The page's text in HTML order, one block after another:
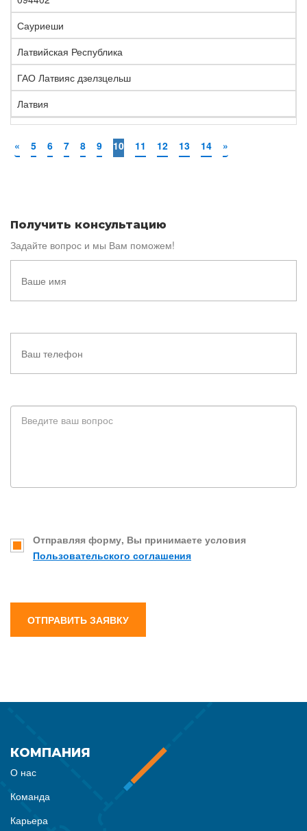
Сауриеши
Латвийская Республика
ГАО Латвияс дзелзцельш
Латвия
« 5 6 7 8 9 10 11 12 13 14 »
Получить консультацию
Задайте вопрос и мы Вам поможем!
Отправляя форму, Вы принимаете условия
Пользовательского соглашения
ОТПРАВИТЬ ЗАЯВКУ
КОМПАНИЯ
О нас
Команда
Карьера